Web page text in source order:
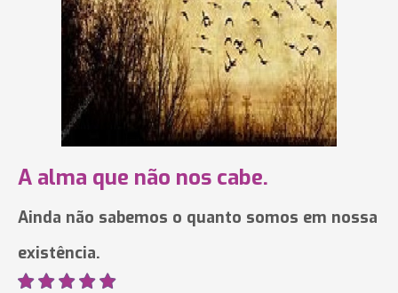
A alma que não nos cabe.
Ainda não sabemos o quanto somos em nossa
existência.